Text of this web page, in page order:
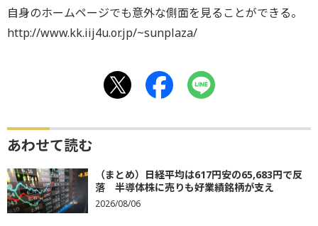
自身のホームページでも意外な側面を見ることができる。
http://www.kk.iij4u.or.jp/~sunplaza/
あわせて読む
（まとめ）日経平均は617円安の65,683円で反
落 半導体株に売りも好業績銘柄が支え
2026/08/06